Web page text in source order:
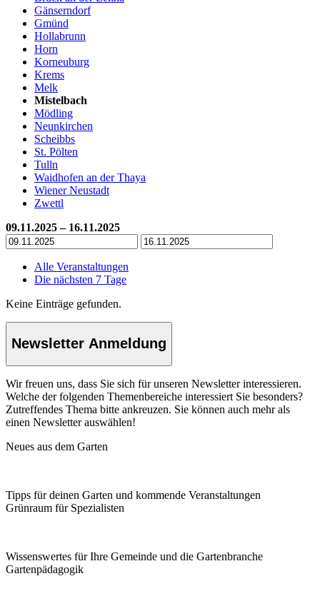
Gänserndorf
Gmünd
Hollabrunn
Horn
Korneuburg
Krems
Melk
Mistelbach
Mödling
Neunkirchen
Scheibbs
St. Pölten
Tulln
Waidhofen an der Thaya
Wiener Neustadt
Zwettl
09.11.2025 – 16.11.2025
Alle Veranstaltungen
Die nächsten 7 Tage
Keine Einträge gefunden.
Newsletter Anmeldung
Wir freuen uns, dass Sie sich für unseren Newsletter interessieren.
Welche der folgenden Themenbereiche interessiert Sie besonders?
Zutreffendes Thema bitte ankreuzen. Sie können auch mehr als
einen Newsletter auswählen!
Neues aus dem Garten
Tipps für deinen Garten und kommende Veranstaltungen
Grünraum für Spezialisten
Wissenswertes für Ihre Gemeinde und die Gartenbranche
Garten­pädagogik